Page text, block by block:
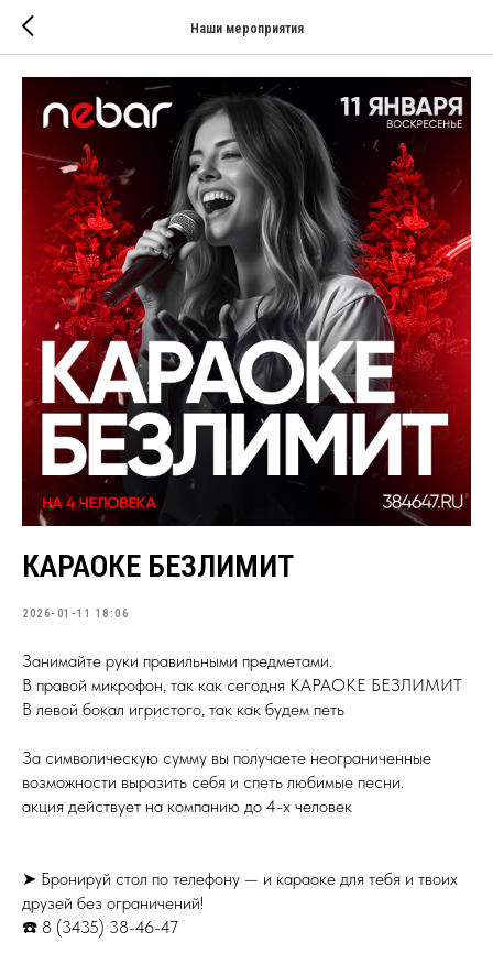
Наши мероприятия
КАРАОКЕ БЕЗЛИМИТ
2026-01-11 18:06
Занимайте руки правильными предметами.
В правой микрофон, так как сегодня КАРАОКЕ БЕЗЛИМИТ
В левой бокал игристого, так как будем петь
За символическую сумму вы получаете неограниченные
возможности выразить себя и спеть любимые песни.
акция действует на компанию до 4-х человек
➤ Бронируй стол по телефону — и караоке для тебя и твоих
друзей без ограничений!
☎️ 8 (3435) 38-46-47